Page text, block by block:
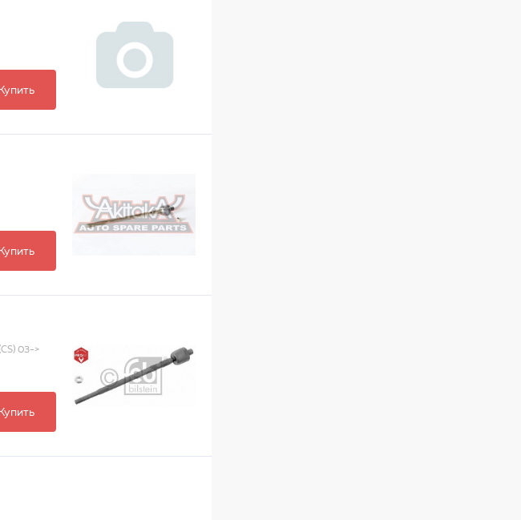
Купить
Купить
03->
Купить